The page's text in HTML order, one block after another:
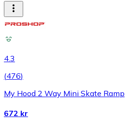
4.3
(476)
My Hood 2 Way Mini Skate Ramp
672 kr